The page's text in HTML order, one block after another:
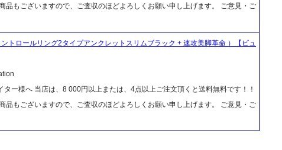
品もございますので、ご査収のほどよろしくお願い申し上げます。 ご意見・ご
トロールリング2タイプアンクレットスリムブラック + 速攻美脚革命 ）【ビュ
ー様へ 当店は、8 000円以上または、4点以上ご注文頂くと送料無料です！！
品もございますので、ご査収のほどよろしくお願い申し上げます。 ご意見・ご